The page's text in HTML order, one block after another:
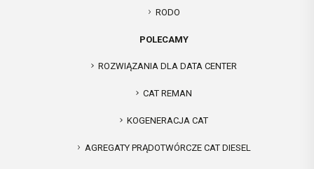
RODO
POLECAMY
ROZWIĄZANIA DLA DATA CENTER
CAT REMAN
KOGENERACJA CAT
AGREGATY PRĄDOTWÓRCZE CAT DIESEL